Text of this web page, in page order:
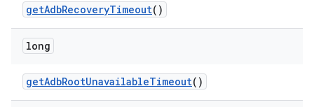
getAdbRecoveryTimeout()
long
getAdbRootUnavailableTimeout()